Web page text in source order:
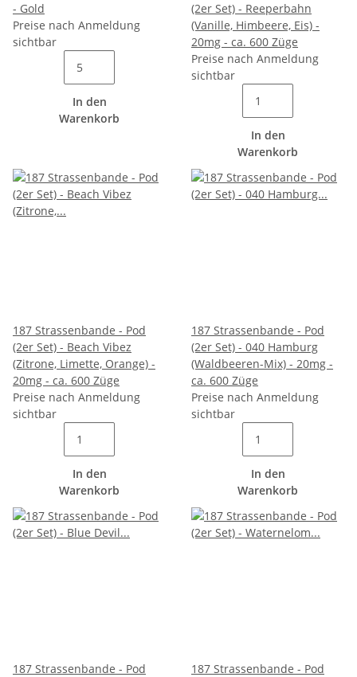
- Gold
Preise nach Anmeldung
sichtbar
In den
Warenkorb
(2er Set) - Reeperbahn
(Vanille, Himbeere, Eis) -
20mg - ca. 600 Züge
Preise nach Anmeldung
sichtbar
In den
Warenkorb
187 Strassenbande - Pod
(2er Set) - Beach Vibez
(Zitrone, Limette, Orange) -
20mg - ca. 600 Züge
Preise nach Anmeldung
sichtbar
In den
Warenkorb
187 Strassenbande - Pod
(2er Set) - 040 Hamburg
(Waldbeeren-Mix) - 20mg -
ca. 600 Züge
Preise nach Anmeldung
sichtbar
In den
Warenkorb
187 Strassenbande - Pod
187 Strassenbande - Pod